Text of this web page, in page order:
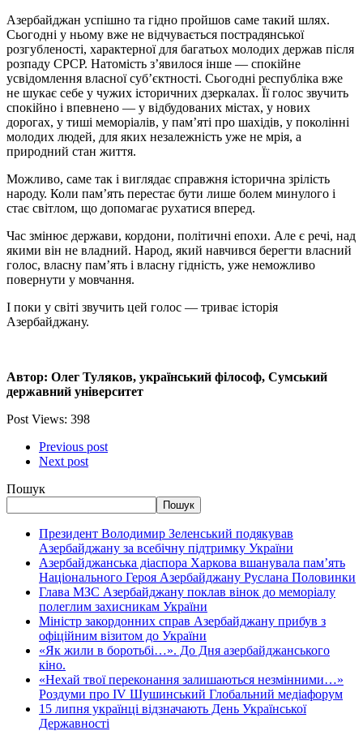
Азербайджан успішно та гідно пройшов саме такий шлях.
Сьогодні у ньому вже не відчувається пострадянської
розгубленості, характерної для багатьох молодих держав після
розпаду СРСР. Натомість з’явилося інше — спокійне
усвідомлення власної суб’єктності. Сьогодні республіка вже
не шукає себе у чужих історичних дзеркалах. Її голос звучить
спокійно і впевнено — у відбудованих містах, у нових
дорогах, у тиші меморіалів, у пам’яті про шахідів, у поколінні
молодих людей, для яких незалежність уже не мрія, а
природний стан життя.
Можливо, саме так і виглядає справжня історична зрілість
народу. Коли пам’ять перестає бути лише болем минулого і
стає світлом, що допомагає рухатися вперед.
Час змінює держави, кордони, політичні епохи. Але є речі, над
якими він не владний. Народ, який навчився берегти власний
голос, власну пам’ять і власну гідність, уже неможливо
повернути у мовчання.
І поки у світі звучить цей голос — триває історія
Азербайджану.
Автор: Олег Туляков, український філософ, Сумський
державний університет
Post Views: 398
Previous post
Next post
Пошук
Пошук
Президент Володимир Зеленський подякував
Азербайджану за всебічну підтримку України
Азербайджанська діаспора Харкова вшанувала пам’ять
Національного Героя Азербайджану Руслана Половинки
Глава МЗС Азербайджану поклав вінок до меморіалу
полеглим захисникам України
Міністр закордонних справ Азербайджану прибув з
офіційним візитом до України
«Як жили в боротьбі…». До Дня азербайджанського
кіно.
«Нехай твої переконання залишаються незмінними…»
Роздуми про IV Шушинський Глобальний медіафорум
15 липня українці відзначають День Української
Державності